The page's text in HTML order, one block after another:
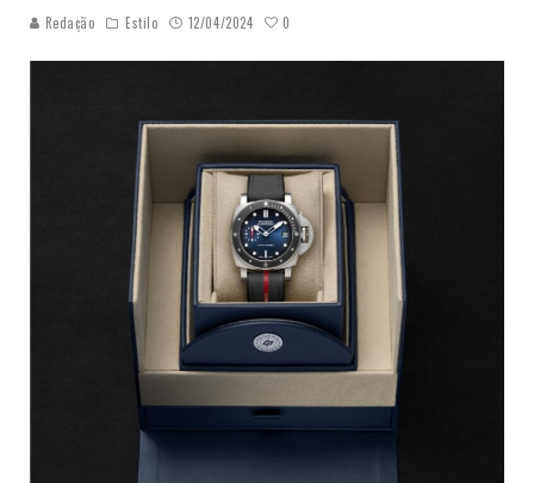
Redação Estilo 12/04/2024 0